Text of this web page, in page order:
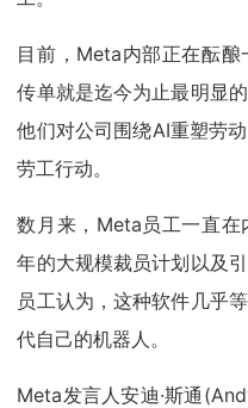
目前，Meta内部正在酝
传单就是迄今为止最明显
他们对公司围绕AI重塑劳
劳工行动。
数月来，Meta员工一直
年的大规模裁员计划以及
员工认为，这种软件几乎
代自己的机器人。
Meta发言人安迪·斯通